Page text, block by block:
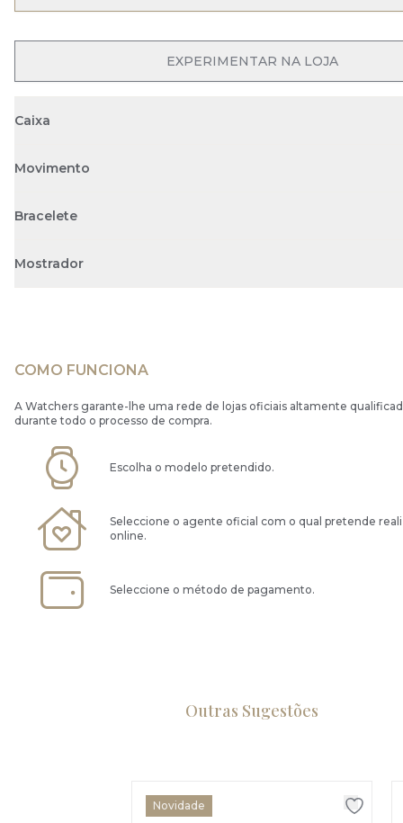
EXPERIMENTAR NA LOJA
Caixa
Movimento
Bracelete
Mostrador
COMO FUNCIONA
A Watchers garante-lhe uma rede de lojas oficiais altamente
durante todo o processo de compra.
Escolha o modelo pretendido.
Seleccione o agente oficial com o qual pretende
online.
Seleccione o método de pagamento.
Outras Sugestões
Novidade